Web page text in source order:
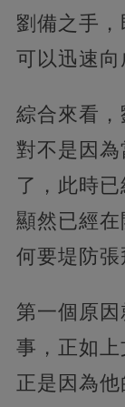
劉備之手
可以迅速向
綜合來看
對不是因
了，此時
顯然已經
何要堤防張
第一個原
事，正如
正是因為他